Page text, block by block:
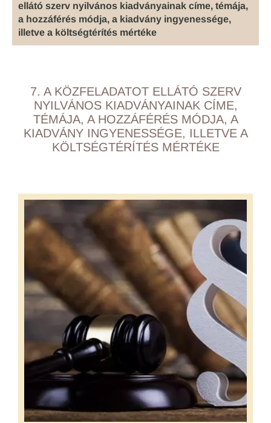
ellátó szerv nyilvános kiadványainak címe, témája,
a hozzáférés módja, a kiadvány ingyenessége,
illetve a költségtérítés mértéke
7. A KÖZFELADATOT ELLÁTÓ SZERV
NYILVÁNOS KIADVÁNYAINAK CÍME,
TÉMÁJA, A HOZZÁFÉRÉS MÓDJA, A
KIADVÁNY INGYENESSÉGE, ILLETVE A
KÖLTSÉGTÉRÍTÉS MÉRTÉKE